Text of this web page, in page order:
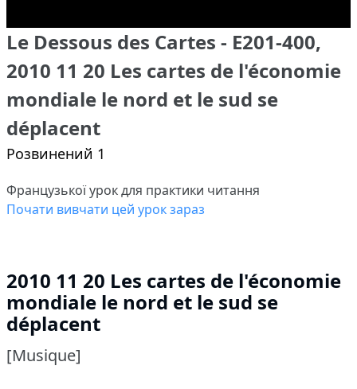
Le Dessous des Cartes - E201-400,
2010 11 20 Les cartes de l'économie
mondiale le nord et le sud se
déplacent
Розвинений 1
Французької урок для практики читання
Почати вивчати цей урок зараз
2010 11 20 Les cartes de l'économie
mondiale le nord et le sud se
déplacent
[Musique]